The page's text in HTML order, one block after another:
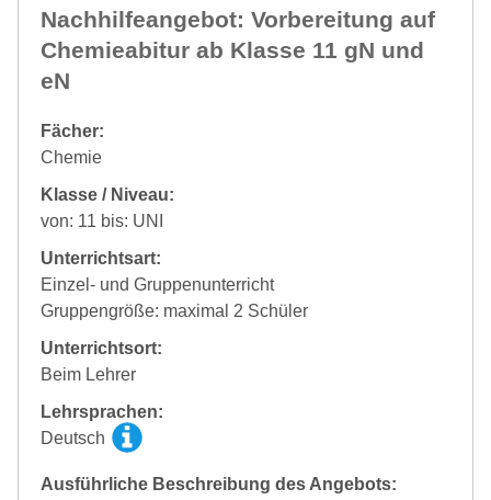
Nachhilfeangebot: Vorbereitung auf
Chemieabitur ab Klasse 11 gN und
eN
Fächer:
Chemie
Klasse / Niveau:
von: 11 bis: UNI
Unterrichtsart:
Einzel- und Gruppenunterricht
Gruppengröße: maximal 2 Schüler
Unterrichtsort:
Beim Lehrer
Lehrsprachen:
Deutsch
Ausführliche Beschreibung des Angebots: